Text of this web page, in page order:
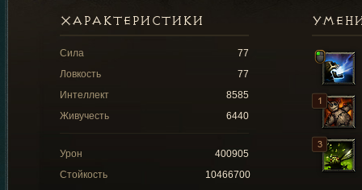
ХАРАКТЕРИСТИКИ
Сила
77
Ловкость
77
Интеллект
8585
Живучесть
6440
Урон
400905
Стойкость
10466700